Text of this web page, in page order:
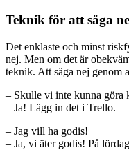
Teknik för att säga
Det enklaste och minst
nej. Men om det är
teknik. Att säga nej genom
– Skulle vi inte kunna göra
– Ja! Lägg in det i Trello.
– Jag vill ha godis!
– Ja, vi äter godis! På